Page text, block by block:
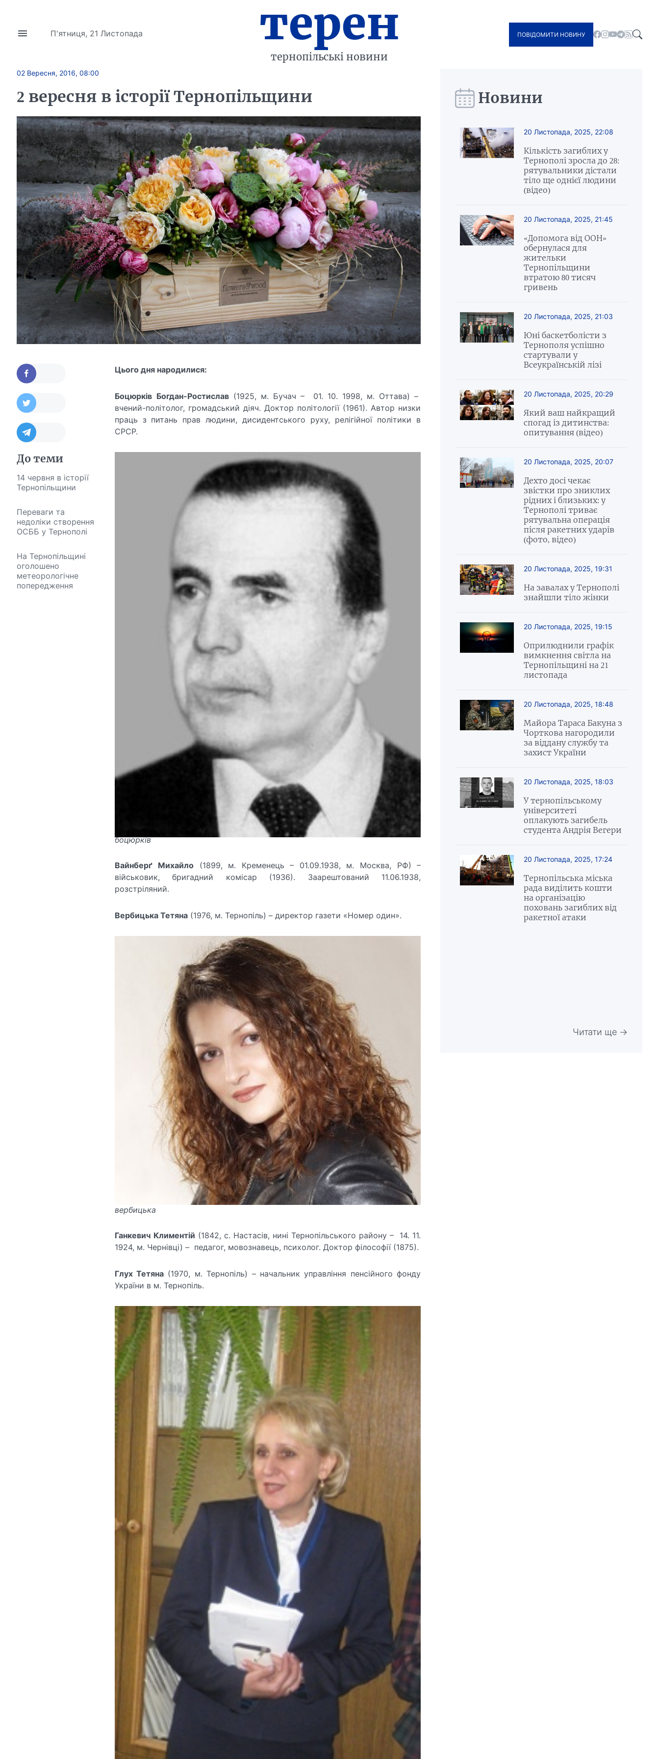
П'ятниця, 21 Листопада терен
тернопільські новини
ПОВІДОМИТИ НОВИНУ
02 Вересня, 2016, 08:00
2 вересня в історії Тернопільщини
До теми
14 червня в історії
Тернопільщини
Переваги та
недоліки створення
ОСББ у Тернополі
На Тернопільщині
оголошено
метеорологічне
попередження
Цього дня народилися:
Боцюрків Богдан-Ростислав(1925, м. Бучач – 01. 10. 1998, м. Оттава) –
вчений-політолог, громадський діяч. Доктор політології (1961). Автор низки
праць з питань прав людини, дисидентського руху, релігійної політики в
СРСР.
боцюрків
Вайнберґ Михайло (1899, м. Кременець – 01.09.1938, м. Москва, РФ) –
військовик, бригадний комісар (1936). Заарештований 11.06.1938,
розстріляний.
Вербицька Тетяна(1976, м. Тернопіль) – директор газети «Номер один».
вербицька
Ганкевич Климентій (1842, с. Настасів, нині Тернопільського району – 14. 11.
1924, м. Чернівці) – педагог, мовознавець, психолог. Доктор філософії (1875).
Глух Тетяна (1970, м. Тернопіль) – начальник управління пенсійного фонду
України в м. Тернопіль.
Новини
20 Листопада, 2025, 22:08
Кількість загиблих у
Тернополі зросла до 28:
рятувальники дістали
тіло ще однієї людини
(відео)
20 Листопада, 2025, 21:45
«Допомога від ООН»
обернулася для
жительки
Тернопільщини
втратою 80 тисяч
гривень
20 Листопада, 2025, 21:03
Юні баскетболісти з
Тернополя успішно
стартували у
Всеукраїнській лізі
20 Листопада, 2025, 20:29
Який ваш найкращий
спогад із дитинства:
опитування (відео)
20 Листопада, 2025, 20:07
Дехто досі чекає
звістки про зниклих
рідних і близьких: у
Тернополі триває
рятувальна операція
після ракетних ударів
(фото, відео)
20 Листопада, 2025, 19:31
На завалах у Тернополі
знайшли тіло жінки
20 Листопада, 2025, 19:15
Оприлюднили графік
вимкнення світла на
Тернопільщині на 21
листопада
20 Листопада, 2025, 18:48
Майора Тараса Бакуна з
Чорткова нагородили
за віддану службу та
захист України
20 Листопада, 2025, 18:03
У тернопільському
університеті
оплакують загибель
студента Андрія Вегери
20 Листопада, 2025, 17:24
Тернопільська міська
рада виділить кошти
на організацію
поховань загиблих від
ракетної атаки
Читати ще →